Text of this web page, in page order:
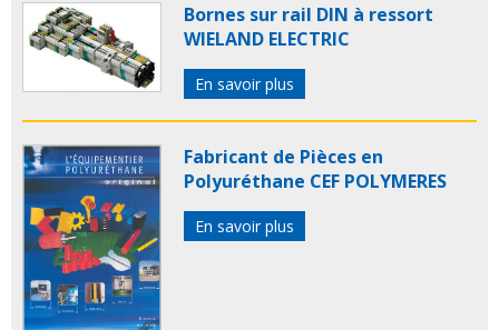
Bornes sur rail DIN à ressort
WIELAND ELECTRIC
En savoir plus
Fabricant de Pièces en
Polyuréthane CEF POLYMERES
En savoir plus